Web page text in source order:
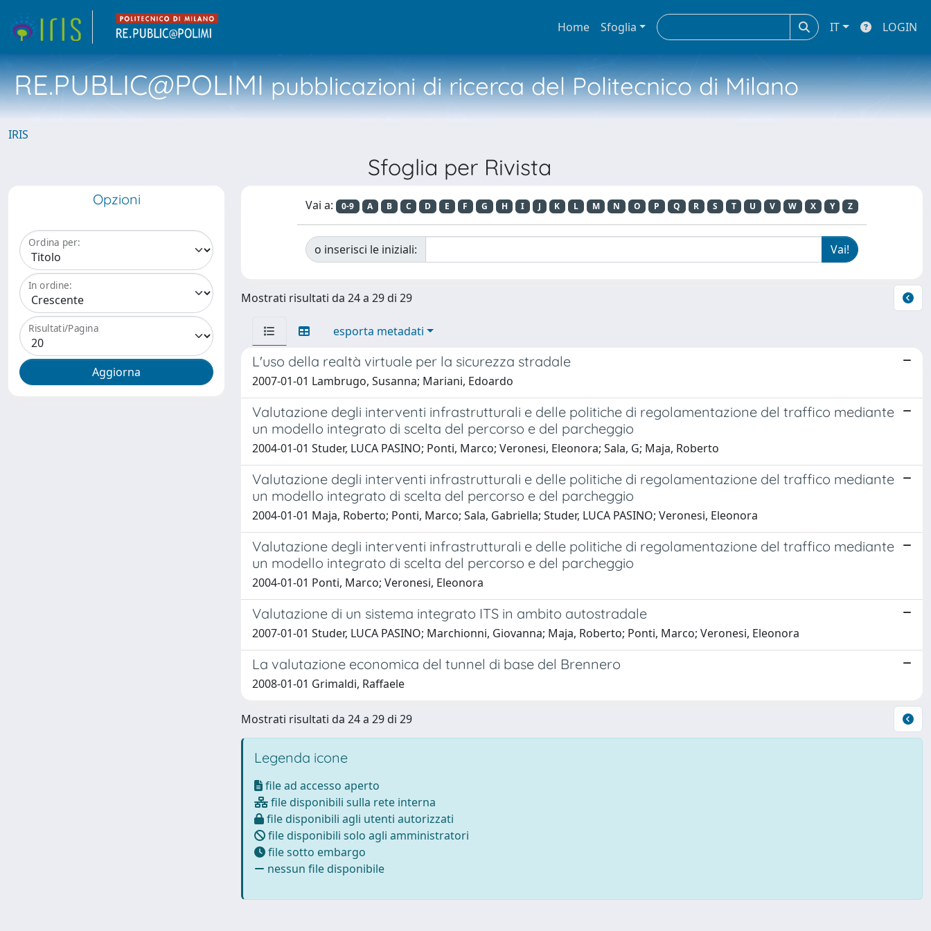
Home Sfoglia IT LOGIN
RE.PUBLIC@POLIMIpubblicazioni di ricerca del Politecnico di Milano
IRIS
Sfoglia per Rivista
Opzioni
Ordina per:
In ordine:
Risultati/Pagina
Vai a: 0-9 A B C D E F G H I J K L M N O P Q R S T U V W X Y Z
o inserisci le iniziali:
Mostrati risultati da 24 a 29 di 29
esporta metadati
L'uso della realtà virtuale per la sicurezza stradale
2007-01-01 Lambrugo, Susanna; Mariani, Edoardo
Valutazione degli interventi infrastrutturali e delle politiche di regolamentazione del traffico mediante
un modello integrato di scelta del percorso e del parcheggio
2004-01-01 Studer, LUCA PASINO; Ponti, Marco; Veronesi, Eleonora; Sala, G; Maja, Roberto
Valutazione degli interventi infrastrutturali e delle politiche di regolamentazione del traffico mediante
un modello integrato di scelta del percorso e del parcheggio
2004-01-01 Maja, Roberto; Ponti, Marco; Sala, Gabriella; Studer, LUCA PASINO; Veronesi, Eleonora
Valutazione degli interventi infrastrutturali e delle politiche di regolamentazione del traffico mediante
un modello integrato di scelta del percorso e del parcheggio
2004-01-01 Ponti, Marco; Veronesi, Eleonora
Valutazione di un sistema integrato ITS in ambito autostradale
2007-01-01 Studer, LUCA PASINO; Marchionni, Giovanna; Maja, Roberto; Ponti, Marco; Veronesi, Eleonora
La valutazione economica del tunnel di base del Brennero
2008-01-01 Grimaldi, Raffaele
Mostrati risultati da 24 a 29 di 29
Legenda icone
file ad accesso aperto
file disponibili sulla rete interna
file disponibili agli utenti autorizzati
file disponibili solo agli amministratori
file sotto embargo
nessun file disponibile